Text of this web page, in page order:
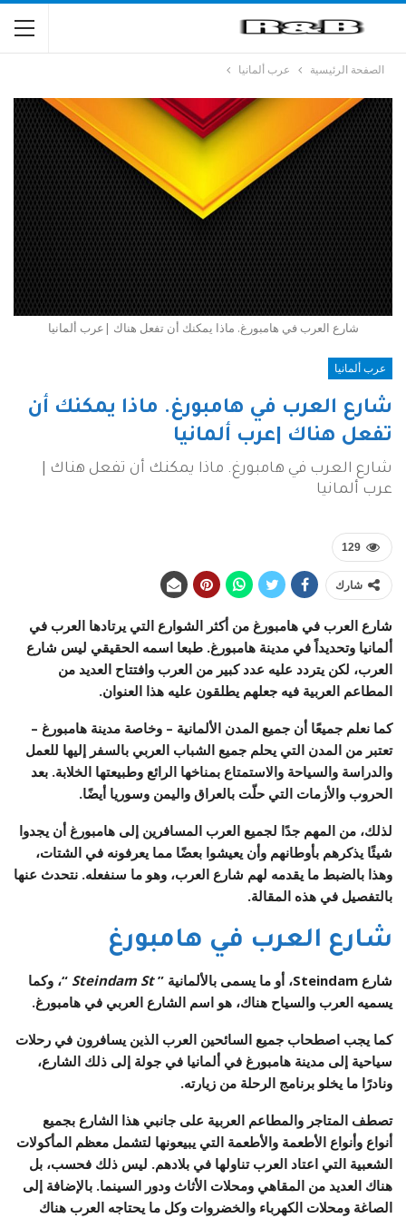
الصفحة الرئيسية عرب ألمانيا
شارع العرب في هامبورغ. ماذا يمكنك أن تفعل هناك |عرب ألمانيا
عرب ألمانيا
شارع العرب في هامبورغ. ماذا يمكنك أن
تفعل هناك |عرب ألمانيا
شارع العرب في هامبورغ. ماذا يمكنك أن تفعل هناك |
عرب ألمانيا
129
شارك
شارع العرب في هامبورغ من أكثر الشوارع التي يرتادها العرب في
ألمانيا وتحديداً في مدينة هامبورغ. طبعا اسمه الحقيقي ليس شارع
العرب، لكن يتردد عليه عدد كبير من العرب وافتتاح العديد من
المطاعم العربية فيه جعلهم يطلقون عليه هذا العنوان.
كما نعلم جميعًا أن جميع المدن الألمانية – وخاصة مدينة هامبورغ –
تعتبر من المدن التي يحلم جميع الشباب العربي بالسفر إليها للعمل
والدراسة والسياحة والاستمتاع بمناخها الرائع وطبيعتها الخلابة. بعد
الحروب والأزمات التي حلّت بالعراق واليمن وسوريا أيضًا.
لذلك، من المهم جدًا لجميع العرب المسافرين إلى هامبورغ أن يجدوا
شيئًا يذكرهم بأوطانهم وأن يعيشوا بعضًا مما يعرفونه في الشتات،
وهذا بالضبط ما يقدمه لهم شارع العرب، وهو ما سنفعله. نتحدث عنها
بالتفصيل في هذه المقالة.
شارع العرب في هامبورغ
شارع Steindam، أو ما يسمى بالألمانية ”Steindam St “، وكما
يسميه العرب والسياح هناك، هو اسم الشارع العربي في هامبورغ.
كما يجب اصطحاب جميع السائحين العرب الذين يسافرون في رحلات
سياحية إلى مدينة هامبورغ في ألمانيا في جولة إلى ذلك الشارع،
ونادرًا ما يخلو برنامج الرحلة من زيارته.
تصطف المتاجر والمطاعم العربية على جانبي هذا الشارع بجميع
أنواع وأنواع الأطعمة والأطعمة التي يبيعونها لتشمل معظم المأكولات
الشعبية التي اعتاد العرب تناولها في بلادهم. ليس ذلك فحسب، بل
هناك العديد من المقاهي ومحلات الأثاث ودور السينما. بالإضافة إلى
الصاغة ومحلات الكهرباء والخضروات وكل ما يحتاجه العرب هناك